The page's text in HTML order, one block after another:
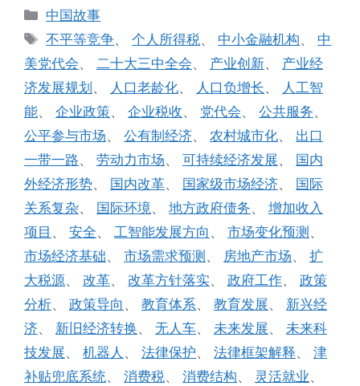
分
类
中国故事
标
签
不平等竞争、个人所得税、 中小金融机构、 中
美党代会、 二十大三中全会、 产业创新、 产业经
济发展规划 、 人口老龄化、 人口负增长、
人工智
能、 企业政策、 企业税收、 党代会、 公共服务、
公平参与市场、 公有制经济、 农村城市化、 出口
一带一路、 劳动力市场、 可持续经济发展、 国内
外经济形势、 国内改革、 国家级市场经济、 国际
关系复杂、 国际环境、 地方政府债务、 增加收入
项目 、 安全、 工智能发展方向 、 市场变化预测 、
市场经济基础、 市场需求预测 、 房地产市场、 扩
大税源、 改革、 改革方针落实、 政府工作、 政策
分析、 政策导向 、 教育体系、 教育发展、 新兴经
济、 新旧经济转换、 无人车、 未来发展、 未来科
技发展、 机器人 、 法律保护、 法律框架解释、 津
补贴兜底系统、 消费税、 消费结构、 灵活就业、